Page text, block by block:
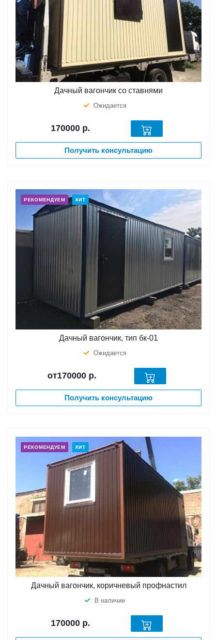
Дачный вагончик со ставнями
Ожидается
170000 р.
Получить консультацию
РЕКОМЕНДУЕМ ХИТ
Дачный вагончик, тип бк-01
Ожидается
от170000 р.
Получить консультацию
РЕКОМЕНДУЕМ ХИТ
Дачный вагончик, коричневый профнастил
В наличии
170000 р.